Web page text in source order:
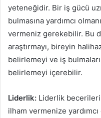
yeteneğidir. Bir iş gücü
bulmasına yardımcı
vermeniz gerekebilir. Bu
araştırmayı, bireyin
belirlemeyi ve iş
belirlemeyi içerebilir.
Liderlik: Liderlik
ilham vermenize